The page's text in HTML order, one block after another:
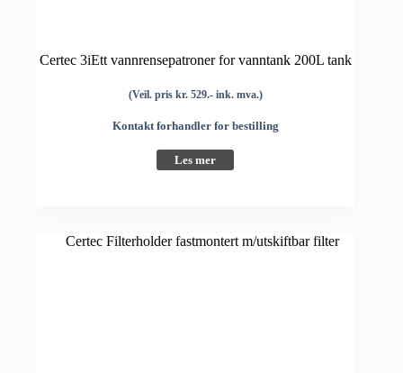
Certec 3iEtt vannrensepatroner for vanntank 200L tank
(Veil. pris kr. 529.- ink. mva.)
Kontakt forhandler for bestilling
Les mer